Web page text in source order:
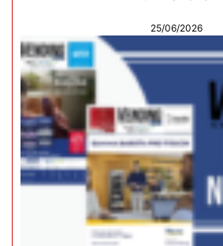
25/06/2026